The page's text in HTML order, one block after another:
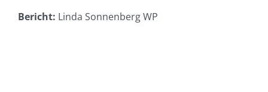
Bericht: Linda Sonnenberg WP